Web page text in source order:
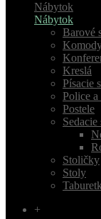
Nábytok
Nábytok
Barové
Kreslá
Písacie
Police a
Postele
Stoličky
Stoly
+